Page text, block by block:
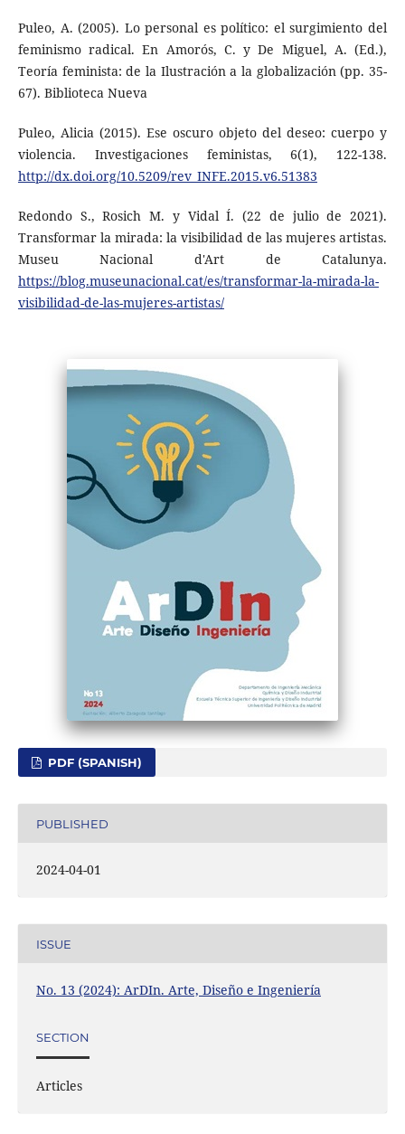
Puleo, A. (2005). Lo personal es político: el surgimiento del
feminismo radical. En Amorós, C. y De Miguel, A. (Ed.),
Teoría feminista: de la Ilustración a la globalización (pp. 35-
67). Biblioteca Nueva
Puleo, Alicia (2015). Ese oscuro objeto del deseo: cuerpo y
violencia. Investigaciones feministas, 6(1), 122-138.
http://dx.doi.org/10.5209/rev_INFE.2015.v6.51383
Redondo S., Rosich M. y Vidal Í. (22 de julio de 2021).
Transformar la mirada: la visibilidad de las mujeres artistas.
Museu Nacional d'Art de Catalunya.
https://blog.museunacional.cat/es/transformar-la-mirada-la-
visibilidad-de-las-mujeres-artistas/
PDF (SPANISH)
PUBLISHED
2024-04-01
ISSUE
No. 13 (2024): ArDIn. Arte, Diseño e Ingeniería
SECTION
Articles